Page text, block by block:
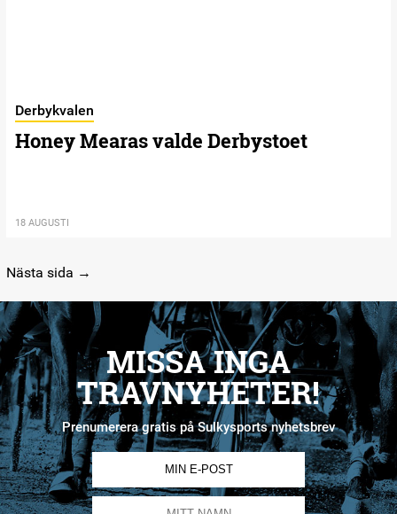
Derbykvalen
Honey Mearas valde Derbystoet
18 AUGUSTI
Nästa sida →
MISSA INGA
TRAVNYHETER!
Prenumerera gratis på Sulkysports nyhetsbrev